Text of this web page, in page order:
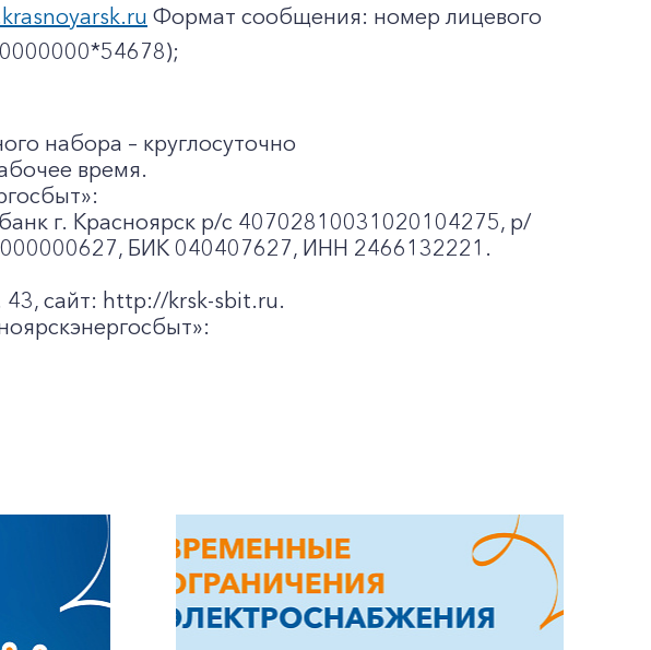
Формат сообщения: номер лицевого
набора – круглосуточно
время.
г. Красноярск p/c 40702810031020104275, р/
БИК 040407627, ИНН 2466132221.
43, сайт: http://krsk-sbit.ru.